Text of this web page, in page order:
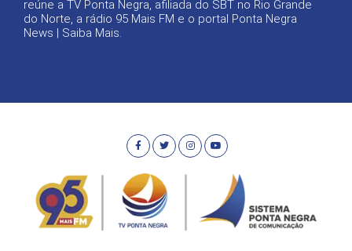
reúne a TV Ponta Negra, afiliada do SBT no Rio Grande
do Norte, a rádio 95 Mais FM e o portal Ponta Negra
News | Saiba Mais